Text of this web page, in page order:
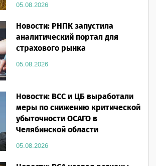
05.08.2026
Новости: РНПК запустила
аналитический портал для
страхового рынка
05.08.2026
Новости: ВСС и ЦБ выработали
меры по снижению критической
убыточности ОСАГО в
Челябинской области
05.08.2026